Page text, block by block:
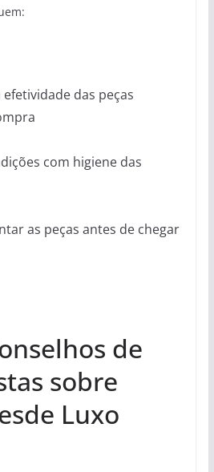
das peças
com higiene das
as peças antes de chegar
de
sobre
Luxo